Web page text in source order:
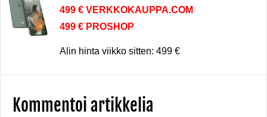
499 € VERKKOKAUPPA.COM
499 € PROSHOP
Alin hinta viikko sitten: 499 €
Kommentoi artikkelia